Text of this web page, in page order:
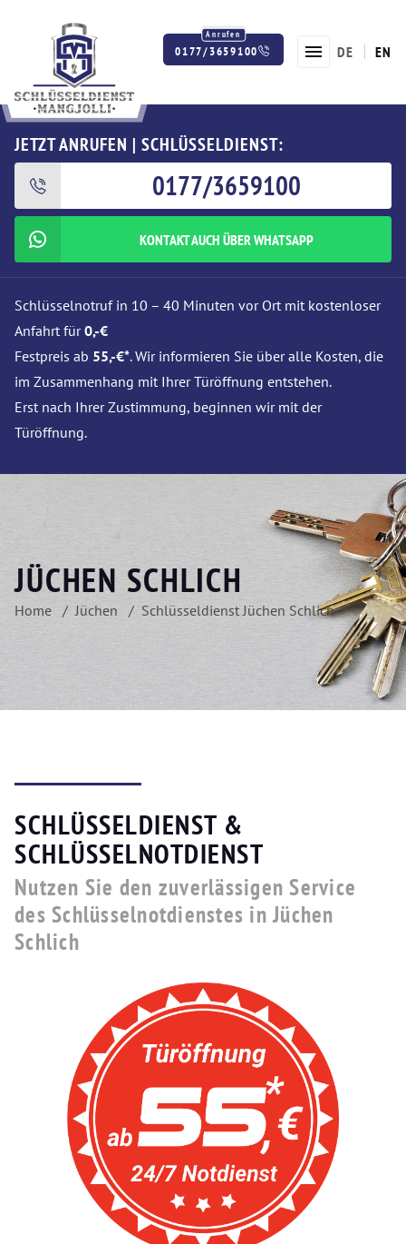
0177/3659100 DE EN
JETZT ANRUFEN | SCHLÜSSELDIENST:
0177/3659100
KONTAKT AUCH ÜBER WHATSAPP
Schlüsselnotruf in 10 – 40 Minuten vor Ort mit kostenloser
Anfahrt für0,-€
Festpreis ab 55,-€*. Wir informieren Sie über alle Kosten, die
im Zusammenhang mit Ihrer Türöffnung entstehen.
Erst nach Ihrer Zustimmung, beginnen wir mit der
Türöffnung.
JÜCHEN SCHLICH
Home Jüchen Schlüsseldienst Jüchen Schlich
SCHLÜSSELDIENST &
SCHLÜSSELNOTDIENST
Nutzen Sie den zuverlässigen Service
des Schlüsselnotdienstes in Jüchen
Schlich